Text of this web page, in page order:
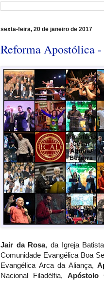
sexta-feira, 20 de janeiro de 2017
Reforma Apostólica
Jair da Rosa, da Igreja
Comunidade Evangélica Boa
Evangélica Arca da Aliança,
Nacional Filadélfia,Apóstolo